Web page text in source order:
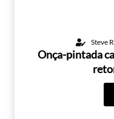
Steve
Onça-pintada